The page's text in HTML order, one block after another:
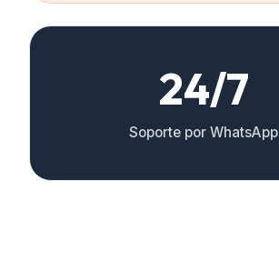
24/7
Soporte por WhatsApp